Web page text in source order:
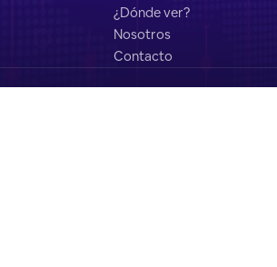
¿Dónde ver?
Nosotros
Contacto